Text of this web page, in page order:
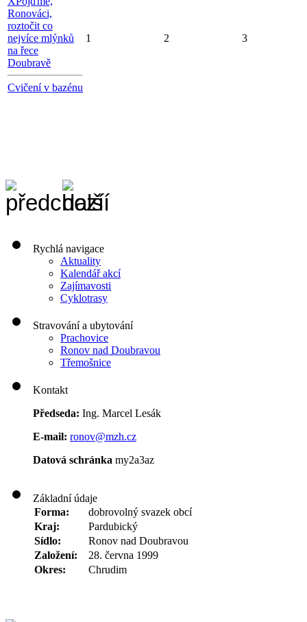
Ronováci,
roztočit co
nejvíce mlýnků
na řece
Doubravě
Cvičení v bazénu
1 2 3
Rychlá navigace
Aktuality
Kalendář akcí
Zajímavosti
Cyklotrasy
Stravování a ubytování
Prachovice
Ronov nad Doubravou
Třemošnice
Kontakt
Předseda: Ing. Marcel Lesák
E-mail: ronov@mzh.cz
Datová schránka my2a3az
Základní údaje
Forma:
dobrovolný svazek obcí
Kraj:
Pardubický
Sídlo:
Ronov nad Doubravou
Založení:
28. června 1999
Okres:
Chrudim